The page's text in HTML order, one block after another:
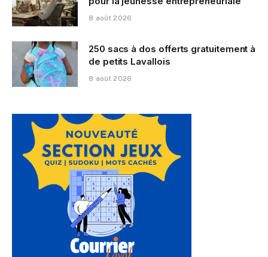
8 août 2026
250 sacs à dos offerts gratuitement à
de petits Lavallois
8 août 2026